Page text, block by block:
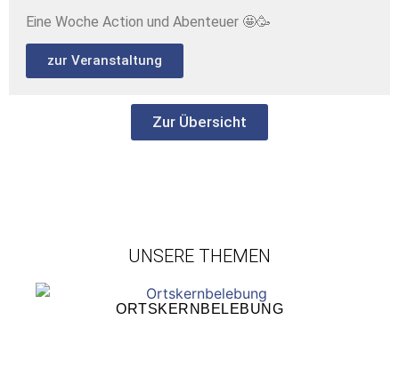
Eine Woche Action und Abenteuer 🤩🥳
zur Veranstaltung
Zur Übersicht
UNSERE THEMEN
ORTSKERNBELEBUNG